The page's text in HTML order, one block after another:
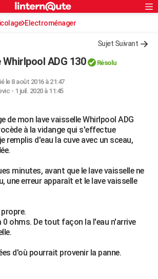
ville
S'inscrire
Connexion
Electroménager
Sujet Suivant
ADG 130 Résolu
le 8 août 2016 à 21:47
- 1 juil. 2020 à 11:45
de mon lave vaisselle Whirlpool ADG
à la vidange qui s'effectue
remplis d'eau la cuve avec un sceau,
minutes, avant que le lave vaisselle ne
une erreur apparaît et le lave vaisselle
0 ohms. De tout façon la l'eau n'arrive
d'où pourrait provenir la panne.